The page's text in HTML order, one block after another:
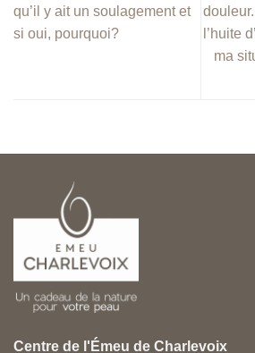
qu’il y ait un soulagement et
si oui, pourquoi?
l’huite
ma
Centre de l'Émeu de Charlevoix